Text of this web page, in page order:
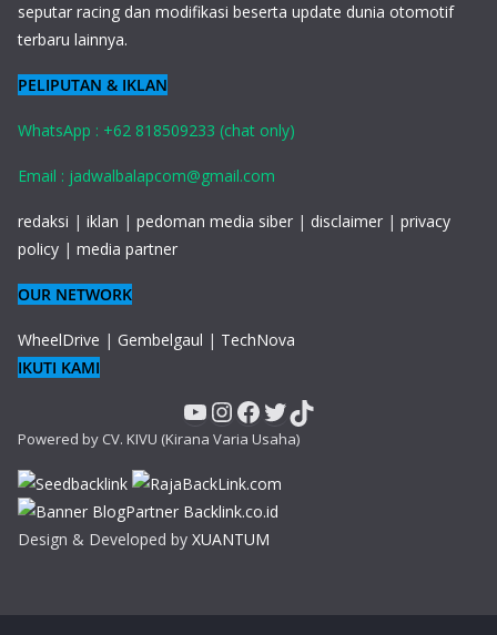
seputar racing dan modifikasi beserta update dunia otomotif
terbaru lainnya.
PELIPUTAN & IKLAN
WhatsApp : +62 818509233 (chat only)
Email : jadwalbalapcom@gmail.com
redaksi | iklan | pedoman media siber | disclaimer | privacy
policy | media partner
OUR NETWORK
WheelDrive | Gembelgaul | TechNova
IKUTI KAMI
YouTube
Instagram
Facebook
Twitter
TikTok
Powered by CV. KIVU (Kirana Varia Usaha)
Design & Developed by XUANTUM